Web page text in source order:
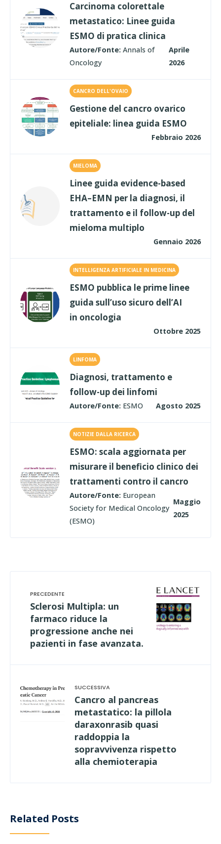
Carcinoma colorettale
metastatico: Linee guida
ESMO di pratica clinica
Autore/Fonte: Annals of
Oncology
Aprile
2026
CANCRO DELL'OVAIO
Gestione del cancro ovarico
epiteliale: linea guida ESMO
Febbraio 2026
MIELOMA
Linee guida evidence-based
EHA–EMN per la diagnosi, il
trattamento e il follow-up del
mieloma multiplo
Gennaio 2026
INTELLIGENZA ARTIFICIALE IN MEDICINA
ESMO pubblica le prime linee
guida sull’uso sicuro dell’AI
in oncologia
Ottobre 2025
LINFOMA
Diagnosi, trattamento e
follow-up dei linfomi
Autore/Fonte: ESMO Agosto 2025
NOTIZIE DALLA RICERCA
ESMO: scala aggiornata per
misurare il beneficio clinico dei
trattamenti contro il cancro
Autore/Fonte: European
Society for Medical Oncology
(ESMO)
Maggio
2025
Sclerosi Multipla: un
farmaco riduce la
progressione anche nei
pazienti in fase avanzata.
Cancro al pancreas
metastatico: la pillola
daraxonrasib quasi
raddoppia la
sopravvivenza rispetto
alla chemioterapia
Related Posts